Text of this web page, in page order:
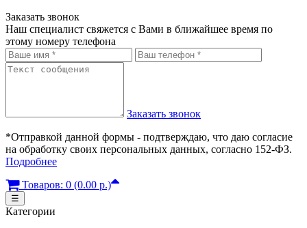
Заказать звонок
Наш специалист свяжется с Вами в ближайшее время по
этому номеру телефона
Заказать звонок
*Отправкой данной формы - подтверждаю, что даю согласие
на обработку своих персональных данных, согласно 152-ФЗ.
Подробнее
Товаров: 0 (0.00 р.)
☰
Категории